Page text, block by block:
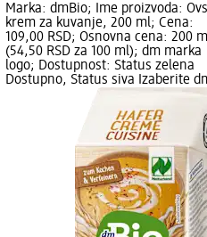
Marka: dmBio; Ime proizvoda:
krem za kuvanje, 200 ml; Cena:
109,00 RSD; Osnovna cena: 200
(54,50 RSD za 100 ml); dm marka
logo; Dostupnost: Status zelena
Dostupno, Status siva Izaberite